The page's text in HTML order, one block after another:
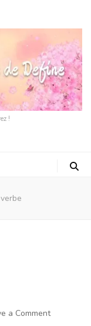
!
a Commenton